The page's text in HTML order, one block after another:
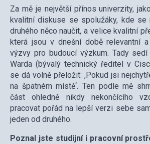
Za mě je největší přínos univerzity,
kvalitní diskuse se spolužáky, kde se
druhého něco naučit, a velice kvalitní
která jsou v dnešní době relevantní
výzvy pro budoucí výzkum. Tady
Warda (bývalý technický ředitel v
se dá volně přeložit: ‚Pokud jsi
na špatném místě‘. Ten podle mě
část ohledně nikdy nekončícího
pracovat pořád na lepší verzi sebe
jeden od druhého.
Poznal jste studijní i pracovní